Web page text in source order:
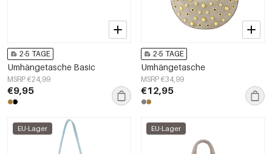
2-5 TAGE
Umhängetasche Basic
MSRP €24,99
€9,95
2-5 TAGE
Umhängetasche
MSRP €34,99
€12,95
EU-Lager EU-Lager